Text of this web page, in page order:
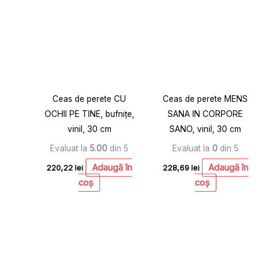
Ceas de perete CU
OCHII PE TINE, bufnițe,
vinil, 30 cm
Evaluat la5.00 din 5
220,22lei
Adaugă în
coș
Ceas de perete MENS
SANA IN CORPORE
SANO, vinil, 30 cm
Evaluat la 0din 5
228,69 lei
Adaugă în
coș